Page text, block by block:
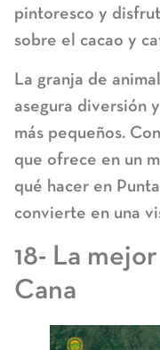
pintoresco y
sobre el cacao y
La granja de
asegura diversión
más pequeños.
que ofrece en un
qué hacer en
convierte en una
18- La
Cana